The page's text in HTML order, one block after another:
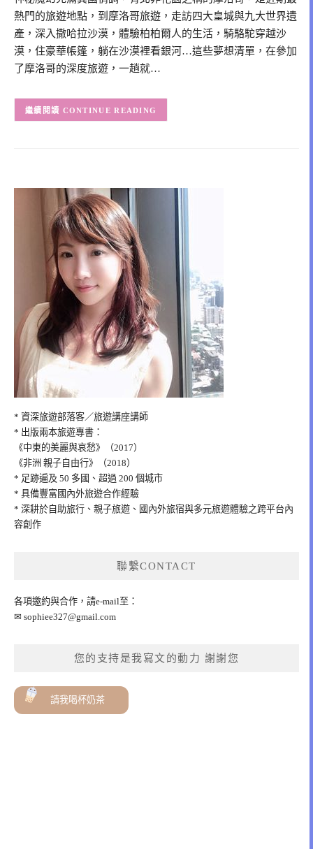
熱門的旅遊地點，到摩洛哥旅遊，走訪四大皇城與九大世界遺
產，深入撒哈拉沙漠，體驗柏柏爾人的生活，騎駱駝穿越沙
漠，住豪華帳篷，躺在沙漠裡看銀河…這些夢想清單，在參加
了摩洛哥的深度旅遊，一趟就…
CONTINUE READING
* 資深旅遊部落客／旅遊講座講師
* 出版兩本旅遊專書：
《中東的美麗與哀愁》（2017）
《非洲 親子自由行》（2018）
* 足跡遍及 50 多國、超過 200 個城市
* 具備豐富國內外旅遊合作經驗
* 深耕於自助旅行、親子旅遊、國內外旅宿與多元旅遊體驗之跨平台內
容創作
聯繫CONTACT
各項邀約與合作，請e-mail至：
✉ sophiee327@gmail.com
您的支持是我寫文的動力 謝謝您
請我喝杯奶茶